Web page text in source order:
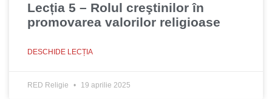
Lecția 5 – Rolul creştinilor în
promovarea valorilor religioase
DESCHIDE LECȚIA
RED Religie 19 aprilie 2025